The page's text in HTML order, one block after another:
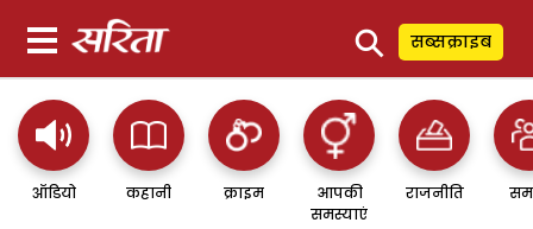
⚲ सब्सक्राइब
ऑडियो कहानी क्राइम
आपकी
समस्याएं
राजनीति